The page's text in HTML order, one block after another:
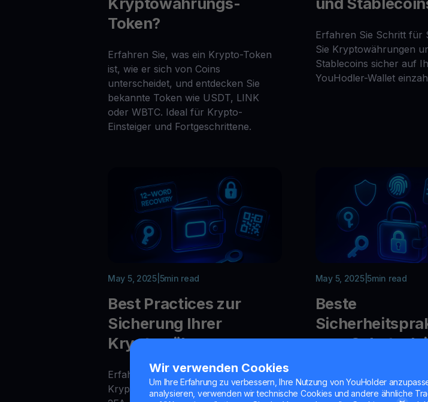
Wir verwenden Cookies
Um Ihre Erfahrung zu verbessern, Ihre Nutzung von YouHolder
analysieren, verwenden wir technische Cookies und andere ähnliche
Token?
Erfahren Sie, was ein Krypto-Token
ist, wie er sich von Coins
unterscheidet, und entdecken Sie
bekannte Token wie USDT, LINK
oder WBTC. Ideal für Krypto-
Einsteiger und Fortgeschrittene.
Erfahren Sie Schritt für
Sie Kryptowährungen
Stablecoins sicher auf
YouHodler-Wallet
May 5, 2025| 5min read
Best Practices zur
Sicherung Ihrer
Kryptowährungen
Erfahren Sie, wie Sie Ihre
Kryptowährungen mit Cold Wallets,
May 5, 2025| 5min read
Beste
zum Schutz
Schütze deine